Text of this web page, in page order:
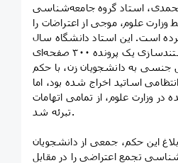
محمدی، استاد گروه جامعه‌شناسی
علوم، موجی از اعتراضات را
است. این استاد دانشگاه سال
گذشته در پی ثبت و مستندسازی یک پرونده ۳۰۰ صفحه‌ای
و تعرض جنسی به دانشجویان زن، با حکم
اساتید اخراج شده بود، اما
در وزارت علوم، از تمامی اتهامات
تبرئه شد.
این حکم، جمعی از دانشجویان
تجمع اعتراضی را در مقابل